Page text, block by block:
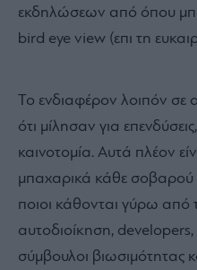
εκδηλώσεων από όπου
bird eye view (επι τη
Το ενδιαφέρον λοιπόν σε
ότι μίλησαν για
καινοτομία. Αυτά πλέον
μπαχαρικά κάθε σοβαρού
ποιοι κάθονται γύρω από
αυτοδιοίκηση,
σύμβουλοι βιωσιμότητας